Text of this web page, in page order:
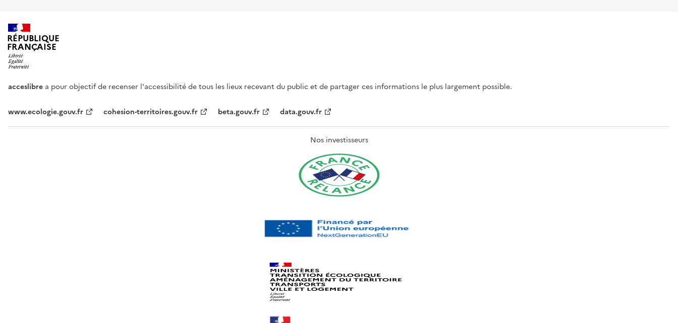
RÉPUBLIQUE
FRANÇAISE
acceslibre a pour objectif de recenser l'accessibilité de tous les lieux recevant du public et de partager ces informations le plus largement possible.
www.ecologie.gouv.fr cohesion-territoires.gouv.fr beta.gouv.fr data.gouv.fr
Nos investisseurs